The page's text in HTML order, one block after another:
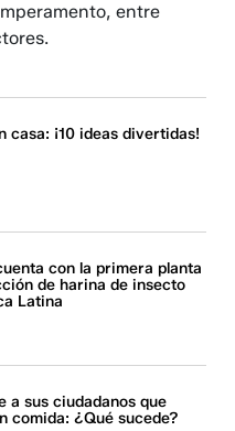
entre
casa: ¡10 ideas divertidas!
con la primera planta
de harina de insecto
Latina
a sus ciudadanos que
comida: ¿Qué sucede?